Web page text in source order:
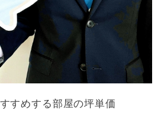
すめする部屋の坪単価